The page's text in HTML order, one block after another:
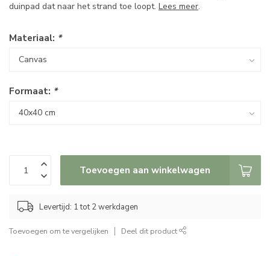
duinpad dat naar het strand toe loopt. Lees meer.
Materiaal: *
Formaat: *
Toevoegen aan winkelwagen
Levertijd: 1 tot 2 werkdagen
Toevoegen om te vergelijken Deel dit product